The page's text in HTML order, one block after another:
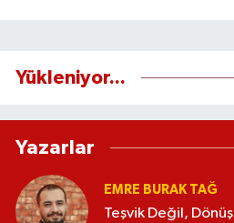
Yükleniyor...
Yazarlar
EMRE BURAK TAĞ
Teşvik Değil,